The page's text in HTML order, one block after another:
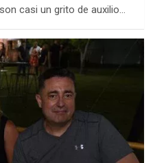
casi un grito de auxilio…